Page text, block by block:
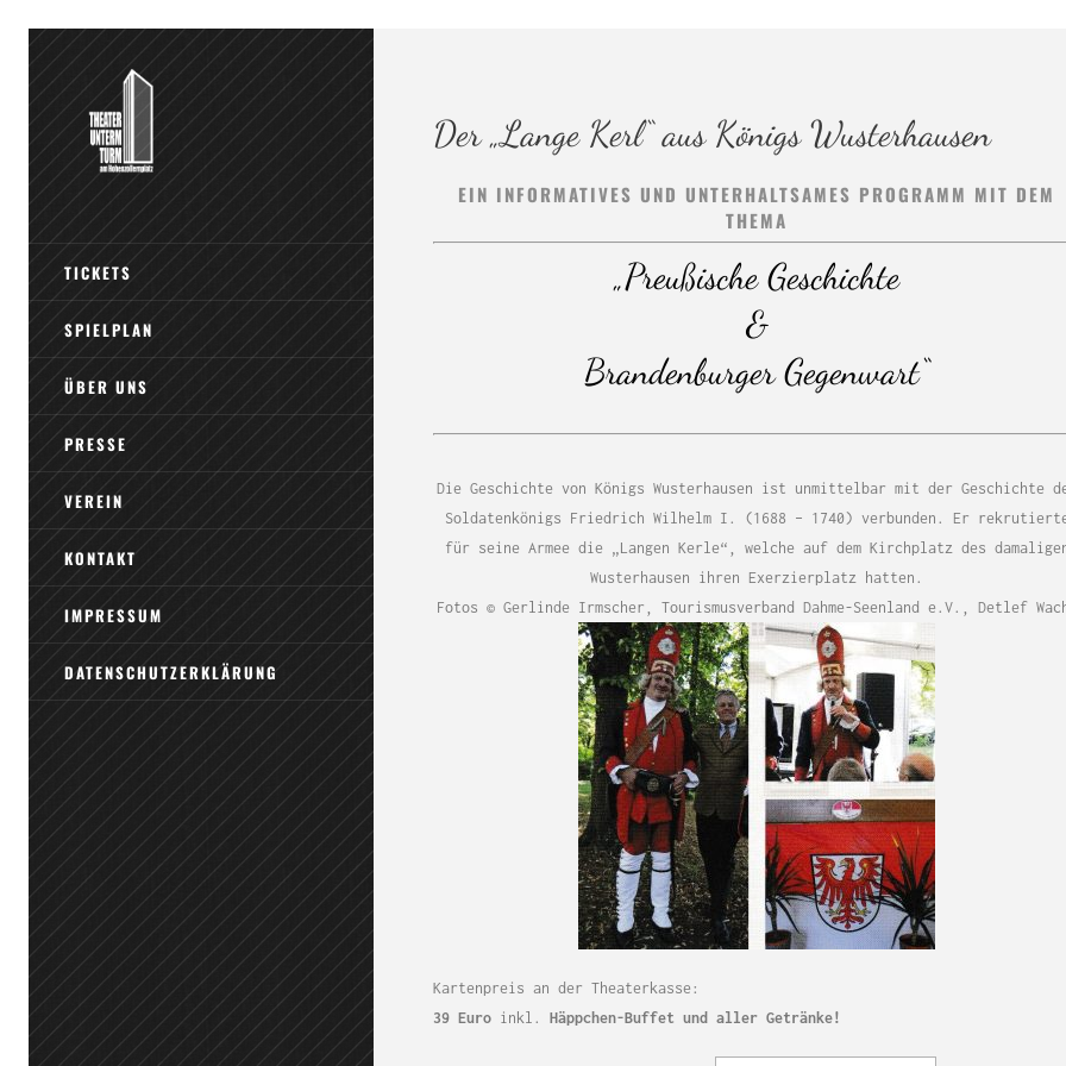
TICKETS
SPIELPLAN
ÜBER UNS
PRESSE
VEREIN
KONTAKT
IMPRESSUM
DATENSCHUTZERKLÄRUNG
Der „Lange Kerl“ aus Königs Wusterhausen
EIN INFORMATIVES UND UNTERHALTSAMES PROGRAMM MIT DEM
THEMA
„Preußische Geschichte
&
Brandenburger Gegenwart“
Die Geschichte von Königs Wusterhausen ist unmittelbar mit der Geschichte
Soldatenkönigs Friedrich Wilhelm I. (1688 – 1740) verbunden. Er
für seine Armee die „Langen Kerle“, welche auf dem Kirchplatz des
Wuster­hausen ihren Exerzierplatz hatten.
Fotos © Gerlinde Irmscher, Tourismusverband Dahme-Seenland e.V., Detlef
Kartenpreis an der Theaterkasse:
39 Euro inkl.Häppchen-Buffet und aller Getränke!